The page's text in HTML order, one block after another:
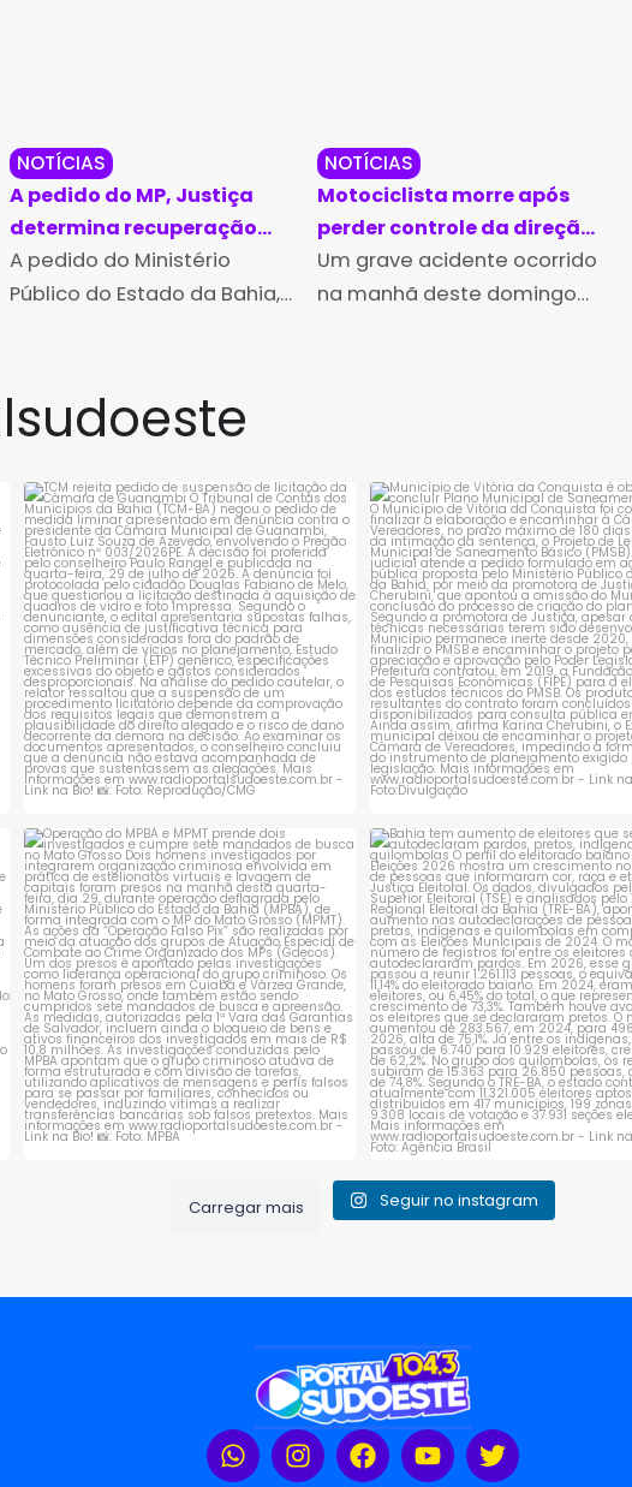
NOTÍCIAS
A pedido do MP, Justiça
determina recuperação
ambiental nos Municípios
de Encruzilhada e Poções
A pedido do Ministério
Público do Estado da Bahia,
após supressão de quase
50 hectares de vegetação
órgãos ambientais nos
NOTÍCIAS
Motociclista morre após
perder controle da direção
na BA-263, entre Itambé e
Vitória da Conquista
Um grave acidente ocorrido
na manhã deste domingo
TCM rejeita pedido de suspensão de
licitação da...
1 0
Município de Vitória da
obrigado a...
1 0
Operação do MPBA e MPMT prende dois
investigados e...
1 0
Bahia tem aumento de eleitores
autodeclaram...
1 0
Carregar mais Seguir no instagram